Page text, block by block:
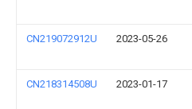
CN219072912U 2023-05-26
CN218314508U 2023-01-17